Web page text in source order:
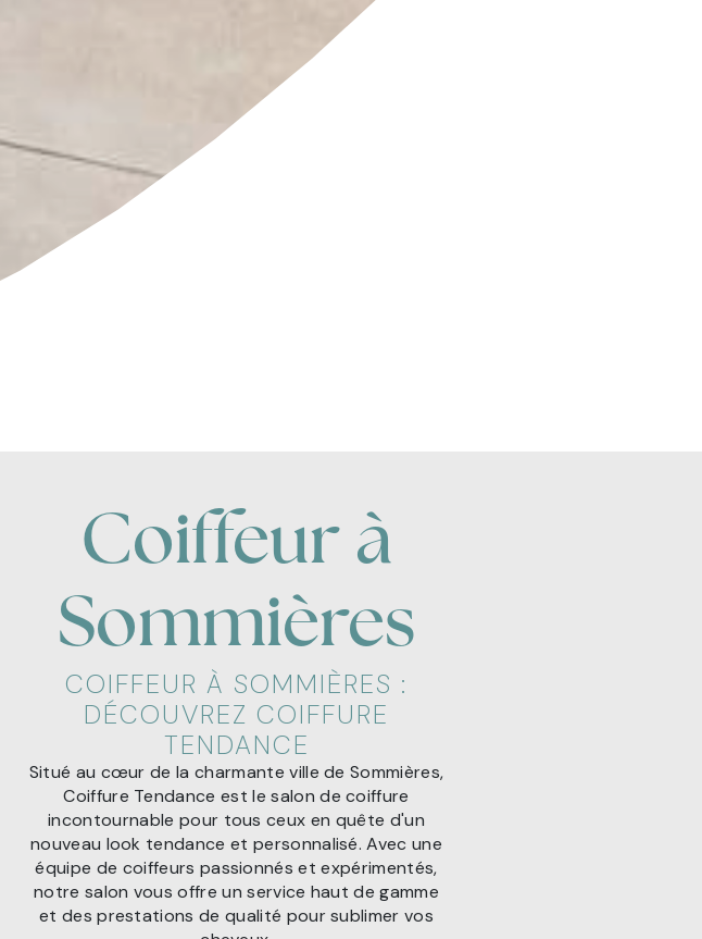
Coiffeur à
Sommières
COIFFEUR À SOMMIÈRES :
DÉCOUVREZ COIFFURE
TENDANCE
Situé au cœur de la charmante ville de Sommières,
Coiffure Tendance est le salon de coiffure
incontournable pour tous ceux en quête d'un
nouveau look tendance et personnalisé. Avec une
équipe de coiffeurs passionnés et expérimentés,
notre salon vous offre un service haut de gamme
et des prestations de qualité pour sublimer vos